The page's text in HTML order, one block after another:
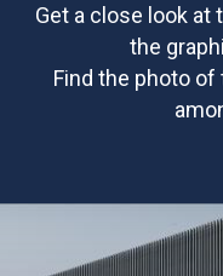
Get a close look at
the
Find the photo